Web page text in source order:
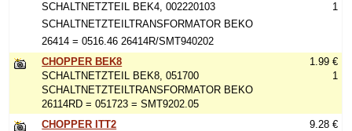
SCHALTNETZTEIL BEK4, 002220103
SCHALTNETZTEILTRANSFORMATOR BEKO
26414 = 0516.46 26414R/SMT940202
1
CHOPPER BEK8
SCHALTNETZTEIL BEK8, 051700
SCHALTNETZTEILTRANSFORMATOR BEKO
26114RD = 051723 = SMT9202.05
1.99 €
1
CHOPPER ITT2
9.28 €